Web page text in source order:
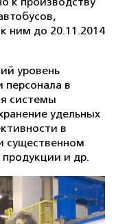
ним до 20.11.2014
уровень
персонала в
системы
удельных
в
существенном
и др.